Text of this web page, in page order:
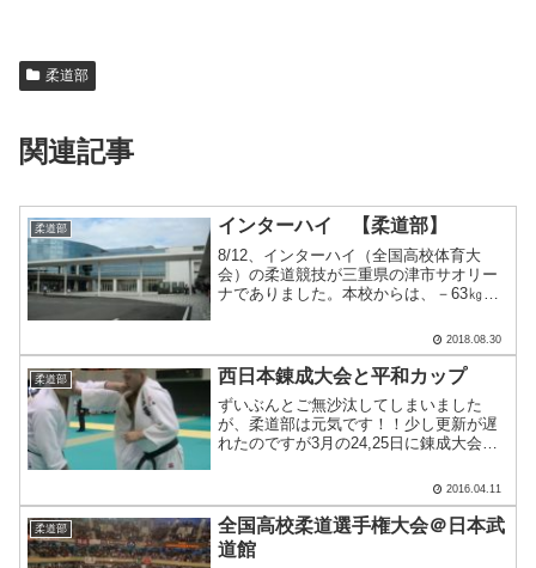
柔道部
関連記事
柔道部 インターハイ 【柔道部】
8/12、インターハイ（全国高校体育大
会）の柔道競技が三重県の津市サオリー
ナでありました。本校からは、－63㎏級
す。ちなみに「サオリーナ」・・・正式
名称らしいです。。。レスリングの「吉
田沙保里（よしださお.....
2018.08.30
柔道部 西日本錬成大会と平和カップ
ずいぶんとご無沙汰してしまいました
が、柔道部は元気です！！少し更新が遅
れたのですが3月の24,25日に錬成大会が
めた生徒も、参加して2日間フルに試合が
果を残す年にした.....
2016.04.11
柔道部
全国高校柔道選手権大会＠日本武
道館